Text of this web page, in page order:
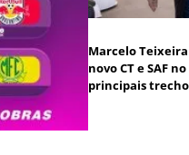
Marcelo
novo CT e SAF
principais